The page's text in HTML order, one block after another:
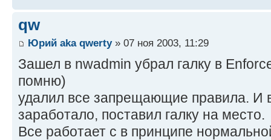
qw
Юрий aka qwerty» 07 ноя 2003, 11:29
Зашел в nwadmin убрал галку в
помню)
удалил все запрещающие правила. И
заработало, поставил галку на место.
Все работает с в принципе